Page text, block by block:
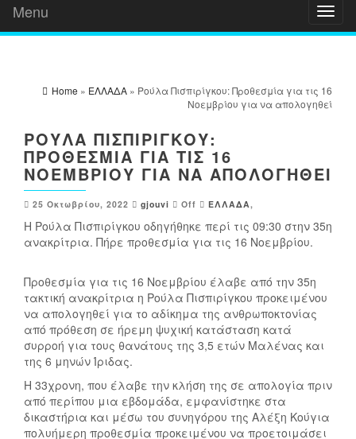
Menu
Home » ΕΛΛΑΔΑ » Ρούλα Πισπιρίγκου: Προθεσμία για τις 16
Νοεμβρίου για να απολογηθεί
ΡΟΎΛΑ ΠΙΣΠΙΡΊΓΚΟΥ:
ΠΡΟΘΕΣΜΊΑ ΓΙΑ ΤΙΣ 16
ΝΟΕΜΒΡΊΟΥ ΓΙΑ ΝΑ ΑΠΟΛΟΓΗΘΕΊ
25 Οκτωβρίου, 2022 gjouvi Off ΕΛΛΑΔΑ,
Η Ρούλα Πισπιρίγκου οδηγήθηκε περί τις 09:30 στην 35η
ανακρίτρια. Πήρε προθεσμία για τις 16 Νοεμβρίου.
Προθεσμία για τις 16 Νοεμβρίου έλαβε από την 35η
τακτική ανακρίτρια η Ρούλα Πισπιρίγκου προκειμένου
να απολογηθεί για το αδίκημα της ανθρωποκτονίας
από πρόθεση σε ήρεμη ψυχική κατάσταση κατά
συρροή για τους θανάτους της 3,5 ετών Μαλένας και
της 6 μηνών Ίριδας.
Η 33χρονη, που έλαβε την κλήση της σε απολογία πριν
από περίπου μια εβδομάδα, εμφανίστηκε στα
δικαστήρια και μέσω του συνηγόρου της Αλέξη Κούγια
πολυήμερη προθεσμία προκειμένου να προετοιμάσει